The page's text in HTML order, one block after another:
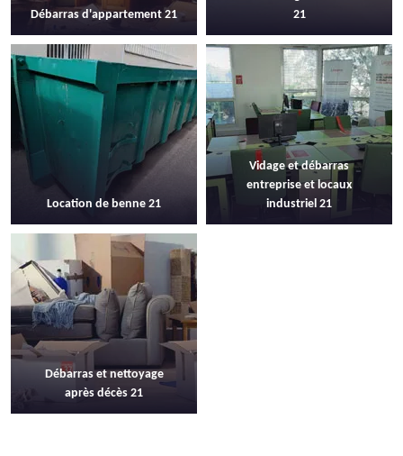
Débarras d'appartement 21
21
Location de benne 21
Vidage et débarras
entreprise et locaux
industriel 21
Débarras et nettoyage
après décès 21